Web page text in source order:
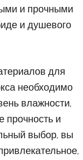
и прочными
и душевого
для
необходимо
влажности,
прочность и
выбор, вы